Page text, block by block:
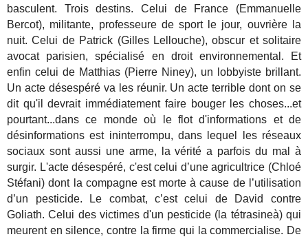
basculent. Trois destins. Celui de France (Emmanuelle
Bercot), militante, professeure de sport le jour, ouvrière la
nuit. Celui de Patrick (Gilles Lellouche), obscur et solitaire
avocat parisien, spécialisé en droit environnemental. Et
enfin celui de Matthias (Pierre Niney), un lobbyiste brillant.
Un acte désespéré va les réunir. Un acte terrible dont on se
dit qu'il devrait immédiatement faire bouger les choses...et
pourtant...dans ce monde où le flot d'informations et de
désinformations est ininterrompu, dans lequel les réseaux
sociaux sont aussi une arme, la vérité a parfois du mal à
surgir. L'acte désespéré, c'est celui d’une agricultrice (Chloé
Stéfani) dont la compagne est morte à cause de l’utilisation
d’un pesticide. Le combat, c’est celui de David contre
Goliath. Celui des victimes d'un pesticide (la tétrasineà) qui
meurent en silence, contre la firme qui la commercialise. De